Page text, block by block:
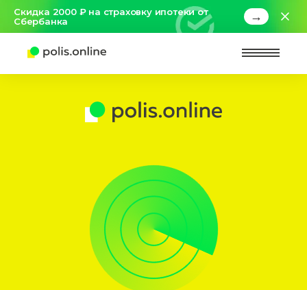
Скидка 2000 ₽ на страховку ипотеки от
Сбербанка
→